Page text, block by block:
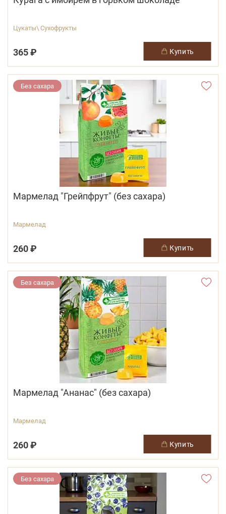
Цукаты\ Сухофрукты
365 ₽ купить
Без сахара
Мармелад "Грейпфрут" (без сахара)
Мармелад
260 ₽ купить
Без сахара
Мармелад "Ананас" (без сахара)
Мармелад
260 ₽ купить
Без сахара